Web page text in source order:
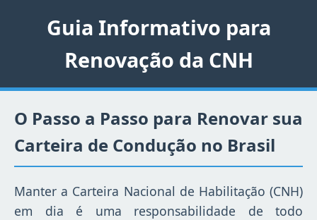
Guia Informativo para
Renovação da CNH
O Passo a Passo para Renovar sua
Carteira de Condução no Brasil
Manter a Carteira Nacional de Habilitação (CNH)
em dia é uma responsabilidade de todo